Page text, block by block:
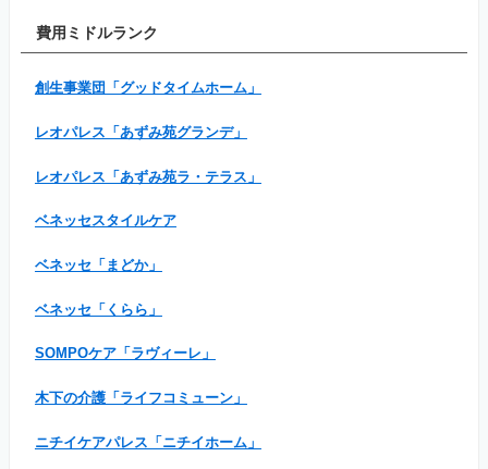
費用ミドルランク
創生事業団「グッドタイムホーム」
レオパレス「あずみ苑グランデ」
レオパレス「あずみ苑ラ・テラス」
ベネッセスタイルケア
ベネッセ「まどか」
ベネッセ「くらら」
SOMPOケア「ラヴィーレ」
木下の介護「ライフコミューン」
ニチイケアパレス「ニチイホーム」